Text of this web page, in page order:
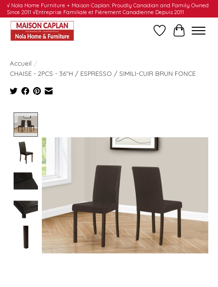
√ Nola Home Furniture + Maison Caplan: Proudly Canadian and Family Owned
Since 2011 √Entreprise Familiale et Fièrement Canadienne Depuis 2011
Liste dePanier
Accueil /
CHAISE - 2PCS - 36"H / ESPRESSO / SIMILI-CUIR BRUN FONCE